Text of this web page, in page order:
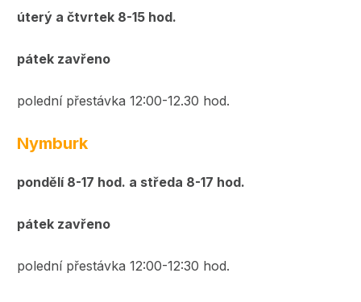
úterý a čtvrtek 8-15 hod.
pátek zavřeno
polední přestávka 12:00-12.30 hod.
Nymburk
pondělí 8-17 hod. a středa 8-17 hod.
pátek zavřeno
polední přestávka 12:00-12:30 hod.